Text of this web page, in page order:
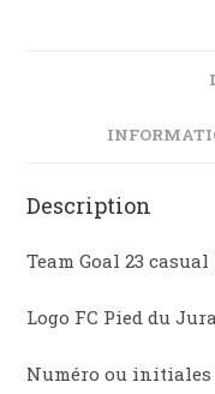
Description
Team Goal 23 casual
Logo FC Pied du
Numéro ou